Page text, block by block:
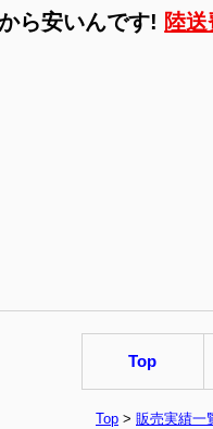
ら安いんです! 陸
Top
Top > 販売実績一